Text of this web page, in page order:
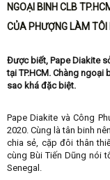
NGOẠI BINH CLB
CỦA PHƯỢNG LÀM TÔI
Được biết, Pape Diakite
tại TP.HCM. Chàng ngoại
sao khá đặc biệt.
Pape Diakite và Công
2020. Cùng là tân binh
chia sẻ, cặp đôi thân
cùng Bùi Tiến Dũng nói
Senegal.